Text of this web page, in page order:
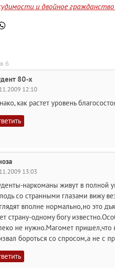
и двойное
6
80-х
12:10
как растет уровень
13:03
наркоманы живут в полной
со странными глазами вижу
вполне нормально,но это
страну-одному богу
не нужно.Магомет пришел,что
бороться со спросом,а не с